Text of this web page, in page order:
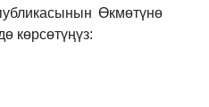
Өкмөтүнө
көрсөтүңүз: